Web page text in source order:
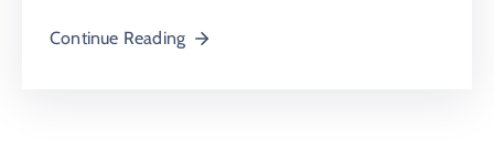
Continue Reading